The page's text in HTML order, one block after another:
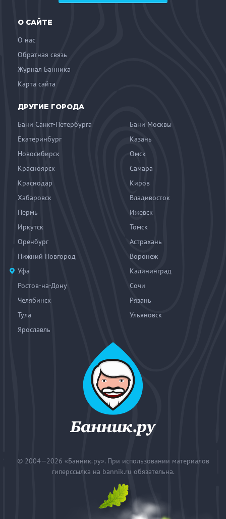
О САЙТЕ
О нас
Обратная связь
Журнал Банника
Карта сайта
ДРУГИЕ ГОРОДА
Бани Санкт-Петербурга
Бани Москвы
Екатеринбург
Казань
Новосибирск
Омск
Красноярск
Самара
Краснодар
Киров
Хабаровск
Владивосток
Пермь
Ижевск
Иркутск
Томск
Оренбург
Астрахань
Нижний Новгород
Воронеж
Уфа
Калининград
Ростов-на-Дону
Сочи
Челябинск
Рязань
Тула
Ульяновск
Ярославль
© 2004—2026 «Банник.ру». При использовании материалов
гиперссылка на bannik.ru обязательна.